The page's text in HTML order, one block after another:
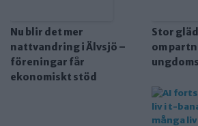
Nu blir det mer
nattvandring i Älvsjö –
föreningar får
ekonomiskt stöd
Stor
om